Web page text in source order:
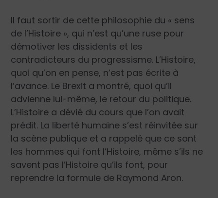
Il faut sortir de cette philosophie du « sens
de l’Histoire », qui n’est qu’une ruse pour
démotiver les dissidents et les
contradicteurs du progressisme. L’Histoire,
quoi qu’on en pense, n’est pas écrite à
l’avance. Le Brexit a montré, quoi qu’il
advienne lui-même, le retour du politique.
L’Histoire a dévié du cours que l’on avait
prédit. La liberté humaine s’est réinvitée sur
la scène publique et a rappelé que ce sont
les hommes qui font l’Histoire, même s’ils ne
savent pas l’Histoire qu’ils font, pour
reprendre la formule de Raymond Aron.